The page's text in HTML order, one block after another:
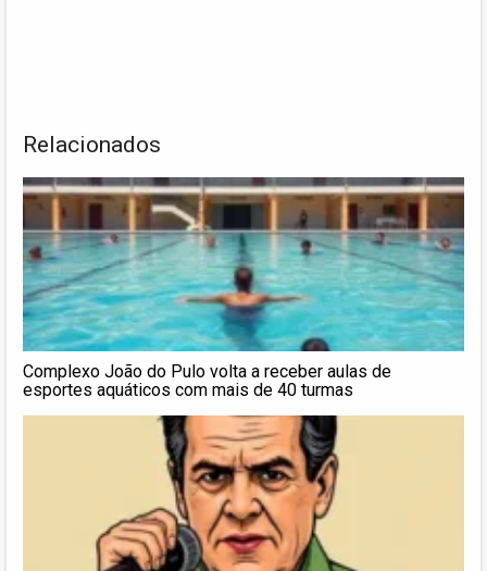
Relacionados
Complexo João do Pulo volta a receber aulas de
esportes aquáticos com mais de 40 turmas